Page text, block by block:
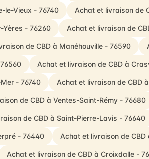
le-Vieux - 76740 Achat et livraison de
Yères - 76260 Achat et livraison de
de CBD à Manéhouville - 76590
Achat et livraison de CBD à
- 76740 Achat et livraison de CBD
de CBD à Ventes-Saint-Rémy - 76680
de CBD à Saint-Pierre-Lavis - 76640
- 76440 Achat et livraison de
Achat et livraison de CBD à Croixdalle -